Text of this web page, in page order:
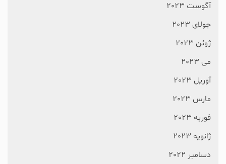
آگوست 2023
جولای 2023
ژوئن 2023
می 2023
آوریل 2023
مارس 2023
فوریه 2023
ژانویه 2023
دسامبر 2022